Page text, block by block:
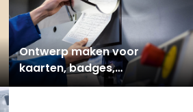
Ontwerp maken voor
kaarten, badges,
deurborden, etc.